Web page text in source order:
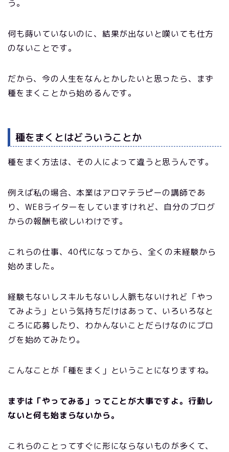
う。
何も蒔いていないのに、結果が出ないと嘆いても仕方
のないことです。
だから、今の人生をなんとかしたいと思ったら、まず
種をまくことから始めるんです。
種をまくとはどういうことか
種をまく方法は、その人によって違うと思うんです。
例えば私の場合、本業はアロマテラピーの講師であ
り、WEBライターをしていますけれど、自分のブログ
からの報酬も欲しいわけです。
これらの仕事、40代になってから、全くの未経験から
始めました。
経験もないしスキルもないし人脈もないけれど「やっ
てみよう」という気持ちだけはあって、いろいろなと
ころに応募したり、わかんないことだらけなのにブロ
グを始めてみたり。
こんなことが「種をまく」ということになりますね。
まずは「やってみる」ってことが大事ですよ。行動し
ないと何も始まらないから。
これらのことってすぐに形にならないものが多くて、